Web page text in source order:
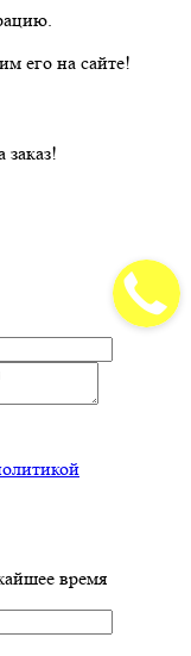
его на сайте!
время